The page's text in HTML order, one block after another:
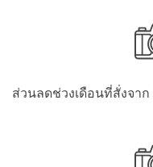
ส่วนลดช่วงเดือนที่สั่งจาก